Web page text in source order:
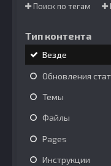
Поиск по тегам
Тип контента
Везде
Обновления
Темы
Файлы
Pages
Инструкции